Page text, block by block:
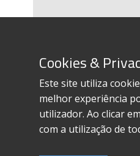
Cookies &
Este site utiliza
melhor experiência
utilizador. Ao clicar
com a utilização de